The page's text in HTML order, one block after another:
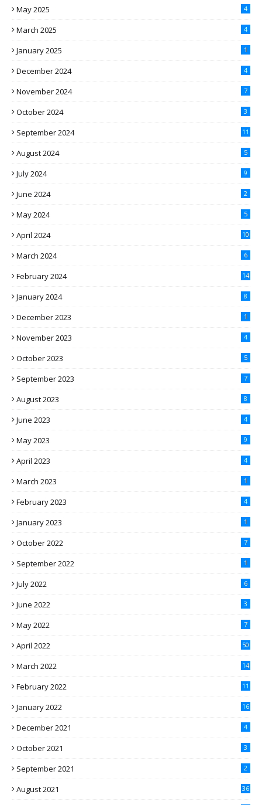
May 2025 4
March 2025 4
January 2025 1
December 2024 4
November 2024 7
October 2024 3
September 2024 11
August 2024 5
July 2024 9
June 2024 2
May 2024 5
April 2024 10
March 2024 6
February 2024 14
January 2024 8
December 2023 1
November 2023 4
October 2023 5
September 2023 7
August 2023 8
June 2023 4
May 2023 9
April 2023 4
March 2023 1
February 2023 4
January 2023 1
October 2022 7
September 2022 1
July 2022 6
June 2022 3
May 2022 7
April 2022 50
March 2022 14
February 2022 11
January 2022 16
December 2021 4
October 2021 3
September 2021 2
August 2021 36